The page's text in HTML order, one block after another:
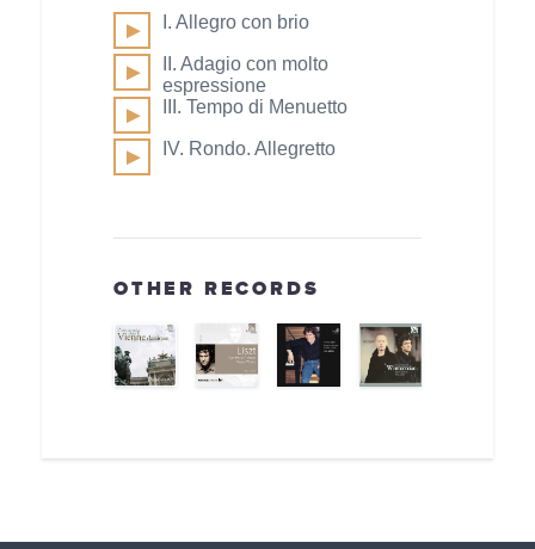
I. Allegro con brio
II. Adagio con molto
espressione
III. Tempo di Menuetto
IV. Rondo. Allegretto
OTHER RECORDS